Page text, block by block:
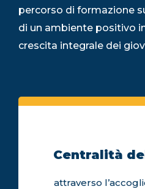
percorso di formazione
di un ambiente positivo
crescita integrale dei
Centralità
attraverso